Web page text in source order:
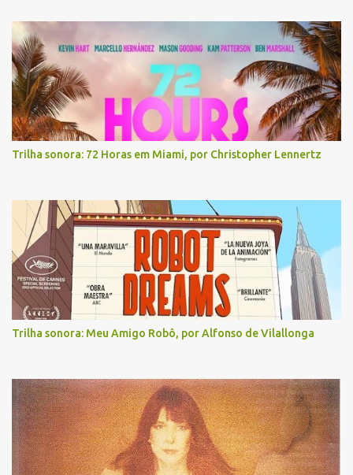
Trilha sonora: 72 Horas em Miami, por Christopher Lennertz
Trilha sonora: Meu Amigo Robô, por Alfonso de Vilallonga